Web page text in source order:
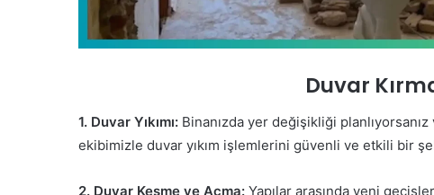
Duvar
1. Duvar Yıkımı: Binanızda yer değişikliği
ekibimizle duvar yıkım işlemlerini güvenli ve etkili bir
2. Duvar Kesme ve Açma: Yapılar arasında yeni